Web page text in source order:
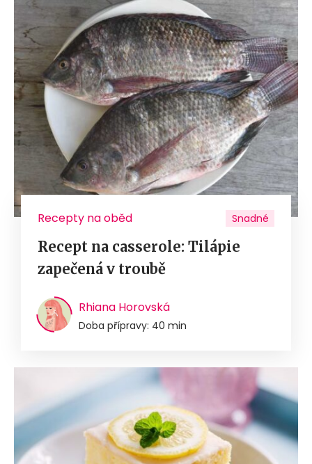
Recepty na oběd Snadné
Recept na casserole: Tilápie
zapečená v troubě
Rhiana Horovská
Doba přípravy: 40 min